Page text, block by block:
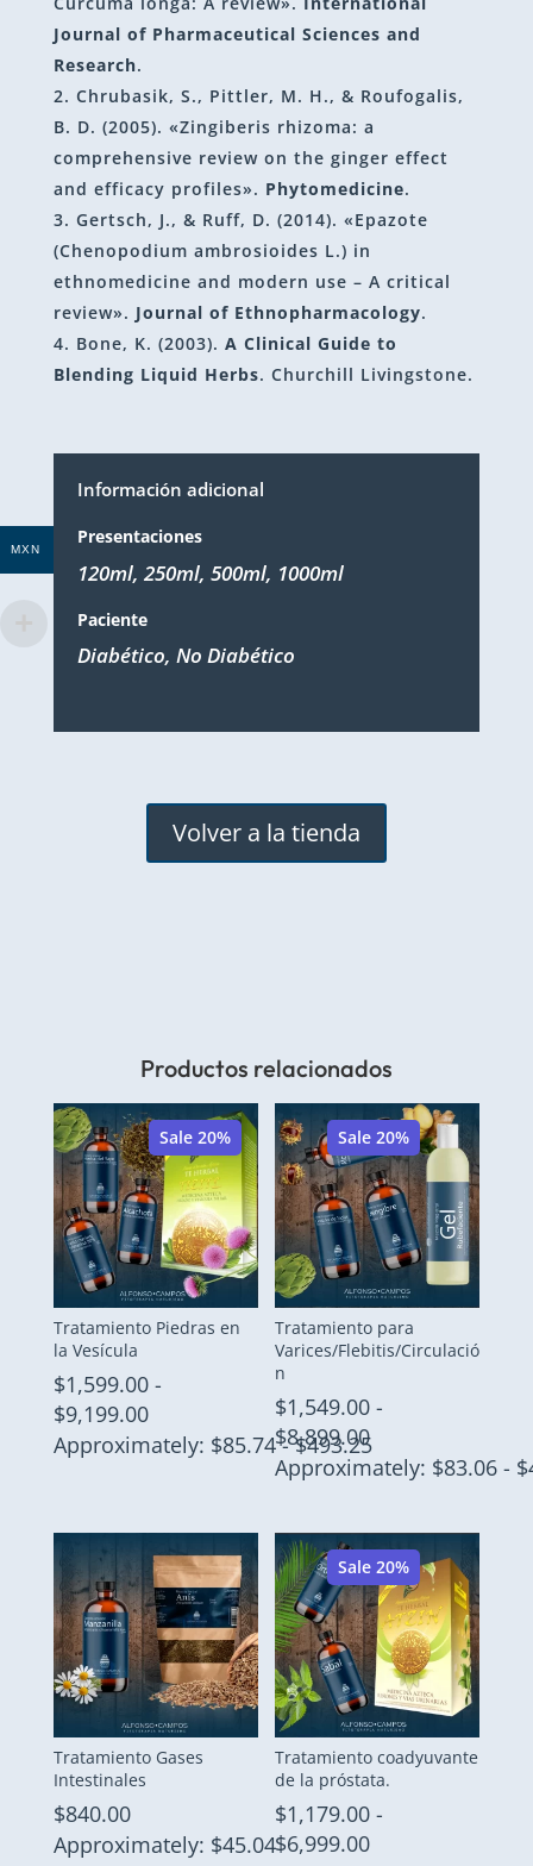
Journal of Pharmaceutical Sciences and
Research.
Chrubasik, S., Pittler, M. H., & Roufogalis,
B. D. (2005). «Zingiberis rhizoma: a
comprehensive review on the ginger effect
and efficacy profiles». Phytomedicine.
Gertsch, J., & Ruff, D. (2014). «Epazote
(Chenopodium ambrosioides L.) in
ethnomedicine and modern use – A critical
review». Journal of Ethnopharmacology.
Bone, K. (2003). A Clinical Guide to
Blending Liquid Herbs. Churchill Livingstone.
Información adicional
Presentaciones
120ml, 250ml, 500ml, 1000ml
Paciente
Diabético, No Diabético
Volver a la tienda
Productos relacionados
Sale 20%
Tratamiento Piedras en
la Vesícula
$1,599.00 -
$9,199.00Rango
de
$1,599.00
hasta
$9,199.00
Approximately: $85.74 - $493.25
Sale 20%
Tratamiento para
Varices/Flebitis/Circulació
n
$1,549.00 -
$8,899.00Rango
de
$1,549.00
hasta
$8,899.00
Approximately: $83.06 -
Tratamiento Gases
Intestinales
$840.00
Approximately: $45.04
Sale 20%
Tratamiento coadyuvante
de la próstata.
$1,179.00 -
$6,999.00Rango
MXN